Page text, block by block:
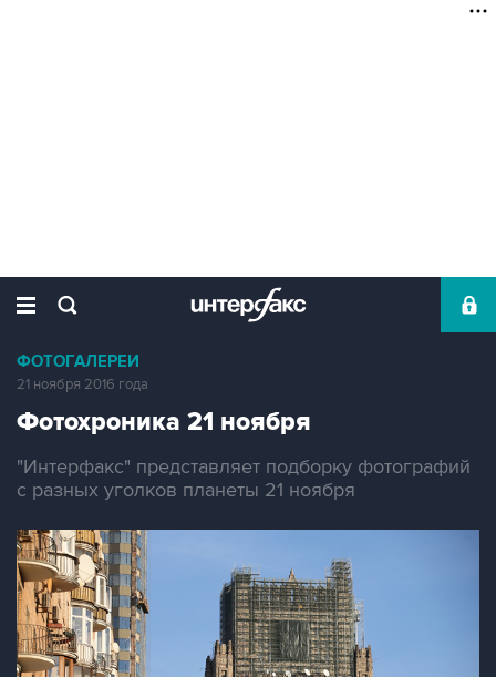
ФОТОГАЛЕРЕИ
21 ноября 2016 года
Фотохроника 21 ноября
"Интерфакс" представляет подборку фотографий
с разных уголков планеты 21 ноября